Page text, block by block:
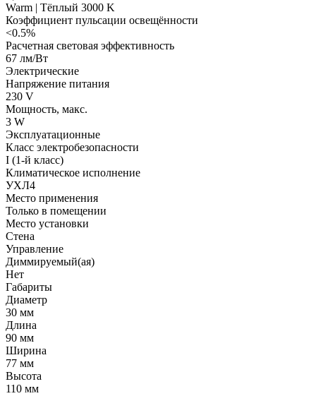
Warm | Тёплый 3000 K
Коэффициент пульсации освещённости
<0.5%
Расчетная световая эффективность
67 лм/Вт
Электрические
Напряжение питания
230 V
Мощность, макс.
3 W
Эксплуатационные
Класс электробезопасности
I (1-й класс)
Климатическое исполнение
УХЛ4
Место применения
Только в помещении
Место установки
Стена
Управление
Диммируемый(ая)
Нет
Габариты
Диаметр
30 мм
Длина
90 мм
Ширина
77 мм
Высота
110 мм